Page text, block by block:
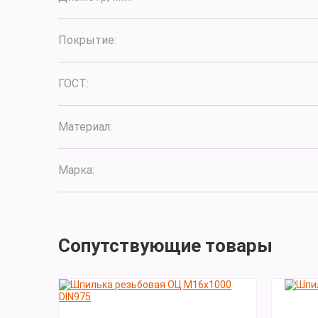
Покрытие:
ГОСТ:
Материал:
Марка:
Сопутствующие товары